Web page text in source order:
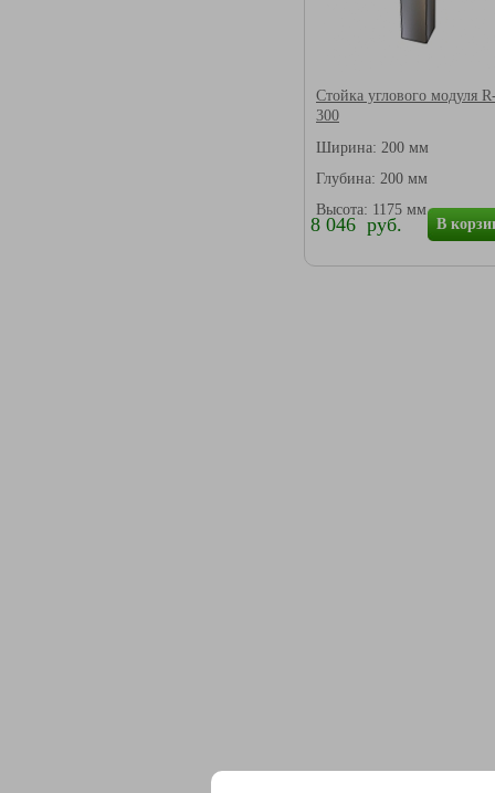
Стойка углового модуля
300
Ширина: 200 мм
Глубина: 200 мм
Высота: 1175 мм
В
8 046 руб.